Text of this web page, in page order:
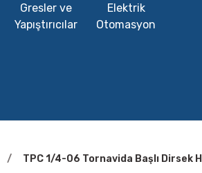
Gresler ve
Yapıştırıcılar
Elektrik
Otomasyon
TPC 1/4-06 Tornavida Başlı Dirsek